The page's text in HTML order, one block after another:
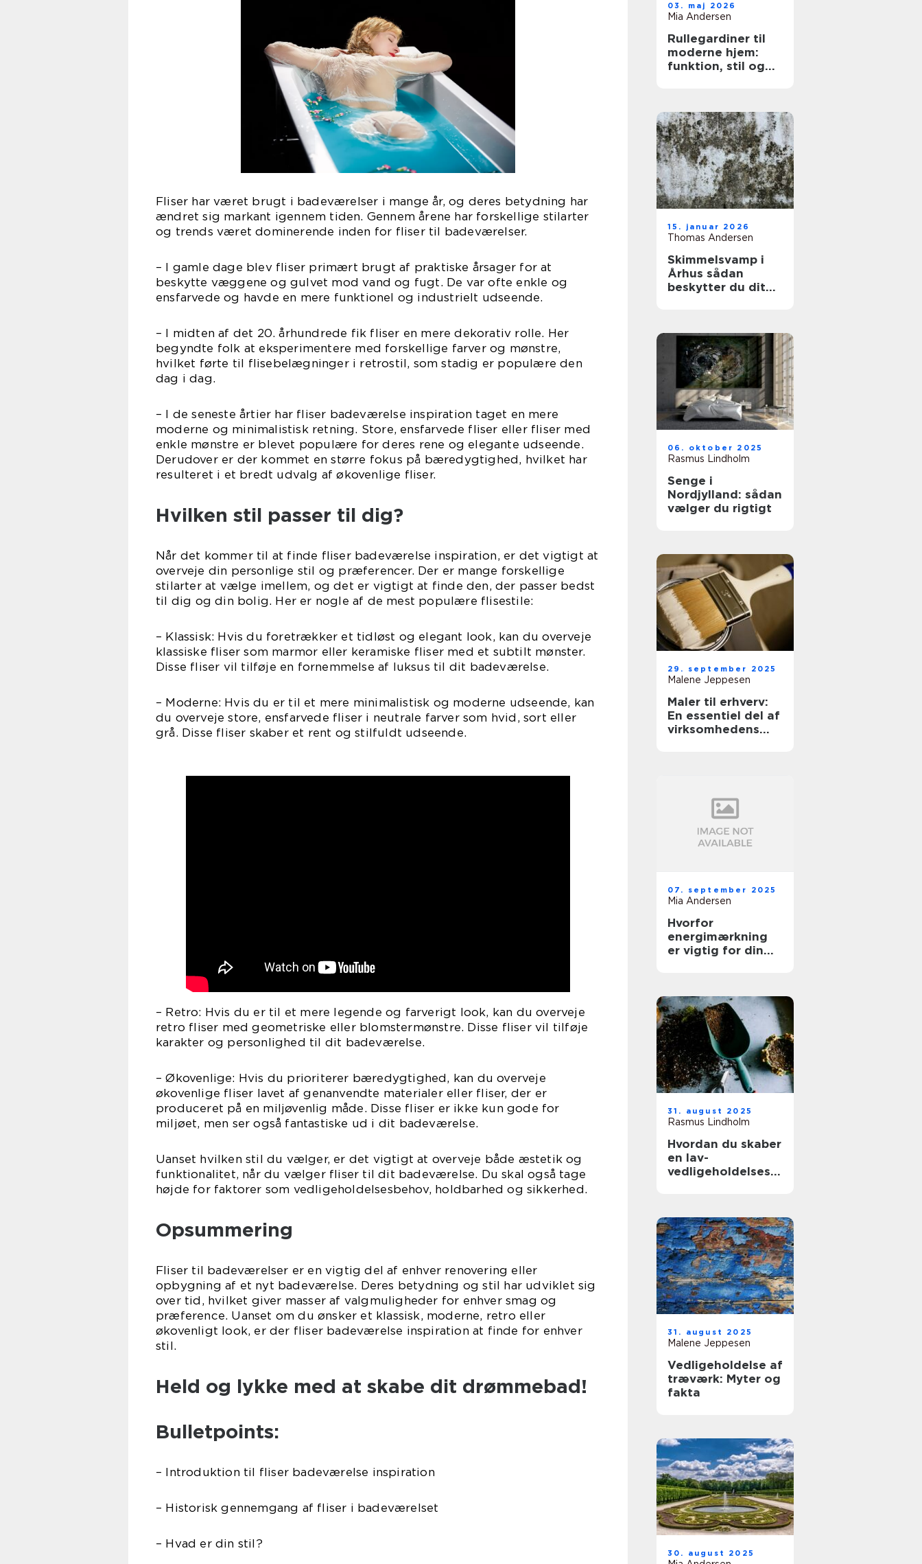
Fliser har været brugt i badeværelser i mange år, og deres betydning har
ændret sig markant igennem tiden. Gennem årene har forskellige stilarter
og trends været dominerende inden for fliser til badeværelser.
– I gamle dage blev fliser primært brugt af praktiske årsager for at
beskytte væggene og gulvet mod vand og fugt. De var ofte enkle og
ensfarvede og havde en mere funktionel og industrielt udseende.
– I midten af det 20. århundrede fik fliser en mere dekorativ rolle. Her
begyndte folk at eksperimentere med forskellige farver og mønstre,
hvilket førte til flisebelægninger i retrostil, som stadig er populære den
dag i dag.
– I de seneste årtier har fliser badeværelse inspiration taget en mere
moderne og minimalistisk retning. Store, ensfarvede fliser eller fliser med
enkle mønstre er blevet populære for deres rene og elegante udseende.
Derudover er der kommet en større fokus på bæredygtighed, hvilket har
resulteret i et bredt udvalg af økovenlige fliser.
Hvilken stil passer til dig?
Når det kommer til at finde fliser badeværelse inspiration, er det vigtigt at
overveje din personlige stil og præferencer. Der er mange forskellige
stilarter at vælge imellem, og det er vigtigt at finde den, der passer bedst
til dig og din bolig. Her er nogle af de mest populære flisestile:
– Klassisk: Hvis du foretrækker et tidløst og elegant look, kan du overveje
klassiske fliser som marmor eller keramiske fliser med et subtilt mønster.
Disse fliser vil tilføje en fornemmelse af luksus til dit badeværelse.
– Moderne: Hvis du er til et mere minimalistisk og moderne udseende, kan
du overveje store, ensfarvede fliser i neutrale farver som hvid, sort eller
grå. Disse fliser skaber et rent og stilfuldt udseende.
– Retro: Hvis du er til et mere legende og farverigt look, kan du overveje
retro fliser med geometriske eller blomstermønstre. Disse fliser vil tilføje
karakter og personlighed til dit badeværelse.
– Økovenlige: Hvis du prioriterer bæredygtighed, kan du overveje
økovenlige fliser lavet af genanvendte materialer eller fliser, der er
produceret på en miljøvenlig måde. Disse fliser er ikke kun gode for
miljøet, men ser også fantastiske ud i dit badeværelse.
Uanset hvilken stil du vælger, er det vigtigt at overveje både æstetik og
funktionalitet, når du vælger fliser til dit badeværelse. Du skal også tage
højde for faktorer som vedligeholdelsesbehov, holdbarhed og sikkerhed.
Opsummering
Fliser til badeværelser er en vigtig del af enhver renovering eller
opbygning af et nyt badeværelse. Deres betydning og stil har udviklet sig
over tid, hvilket giver masser af valgmuligheder for enhver smag og
præference. Uanset om du ønsker et klassisk, moderne, retro eller
økovenligt look, er der fliser badeværelse inspiration at finde for enhver
stil.
Held og lykke med at skabe dit drømmebad!
Bulletpoints:
– Introduktion til fliser badeværelse inspiration
– Historisk gennemgang af fliser i badeværelset
– Hvad er din stil?
03. maj 2026
Mia Andersen
Rullegardiner til
moderne hjem:
funktion, stil og
15. januar 2026
Thomas Andersen
Skimmelsvamp i
Århus sådan
beskytter du dit
06. oktober 2025
Rasmus Lindholm
Senge i
Nordjylland: sådan
vælger du rigtigt
29. september 2025
Malene Jeppesen
Maler til erhverv:
En essentiel del af
virksomhedens
07. september 2025
Mia Andersen
Hvorfor
energimærkning
er vigtig for din
31. august 2025
Rasmus Lindholm
Hvordan du skaber
en lav-
vedligeholdelses
31. august 2025
Malene Jeppesen
Vedligeholdelse af
træværk: Myter og
fakta
30. august 2025